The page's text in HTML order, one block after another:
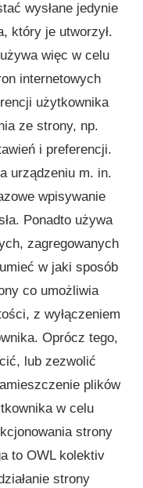
wysłane jedynie
który je utworzył.
więc w celu
internetowych
użytkownika
ze strony, np.
i preferencji.
urządzeniu m. in.
wpisywanie
Ponadto używa
zagregowanych
w jaki sposób
co umożliwia
z wyłączeniem
Oprócz tego,
lub zezwolić
plików
w celu
strony
to OWL kolektiv
strony